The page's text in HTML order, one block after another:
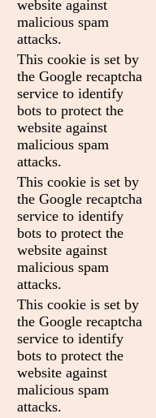
website against
malicious spam
attacks.
This cookie is set by
the Google recaptcha
service to identify
bots to protect the
website against
malicious spam
attacks.
This cookie is set by
the Google recaptcha
service to identify
bots to protect the
website against
malicious spam
attacks.
This cookie is set by
the Google recaptcha
service to identify
bots to protect the
website against
malicious spam
attacks.